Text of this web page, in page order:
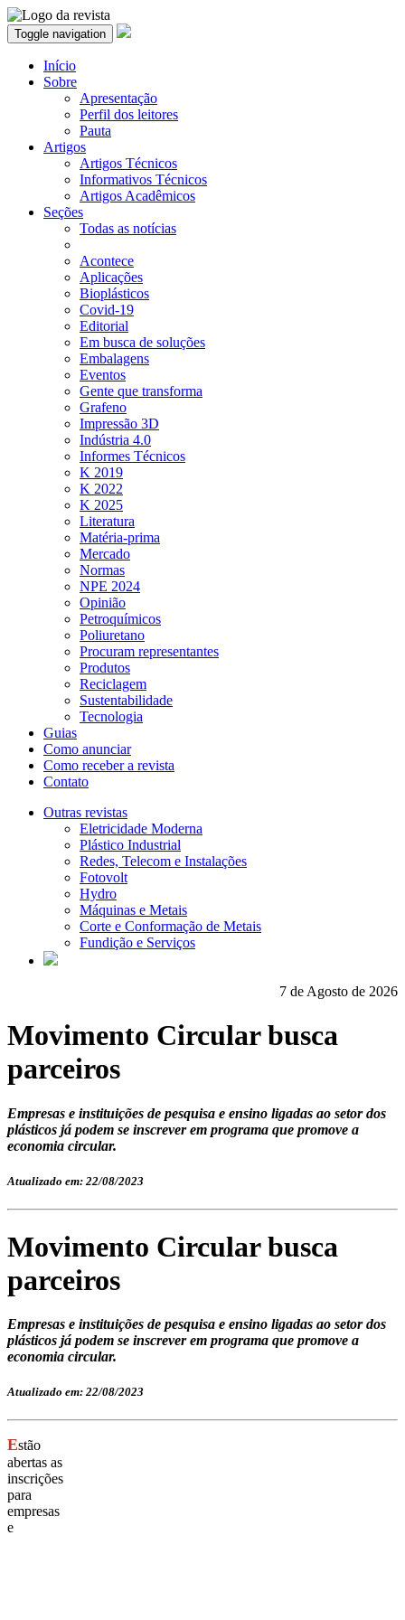
Toggle navigation
Início
Sobre
Apresentação
Perfil dos leitores
Pauta
Artigos
Artigos Técnicos
Informativos Técnicos
Artigos Acadêmicos
Seções
Todas as notícias
Acontece
Aplicações
Bioplásticos
Covid-19
Editorial
Em busca de soluções
Embalagens
Eventos
Gente que transforma
Grafeno
Impressão 3D
Indústria 4.0
Informes Técnicos
K 2019
K 2022
K 2025
Literatura
Matéria-prima
Mercado
Normas
NPE 2024
Opinião
Petroquímicos
Poliuretano
Procuram representantes
Produtos
Reciclagem
Sustentabilidade
Tecnologia
Guias
Como anunciar
Como receber a revista
Contato
Outras revistas
Eletricidade Moderna
Plástico Industrial
Redes, Telecom e Instalações
Fotovolt
Hydro
Máquinas e Metais
Corte e Conformação de Metais
Fundição e Serviços
7 de Agosto de 2026
Movimento Circular busca
parceiros
Empresas e instituições de pesquisa e ensino ligadas ao setor dos
plásticos já podem se inscrever em programa que promove a
economia circular.
Atualizado em: 22/08/2023
Movimento Circular busca
parceiros
Empresas e instituições de pesquisa e ensino ligadas ao setor dos
plásticos já podem se inscrever em programa que promove a
economia circular.
Atualizado em: 22/08/2023
Estão
abertas as
inscrições
para
empresas
e